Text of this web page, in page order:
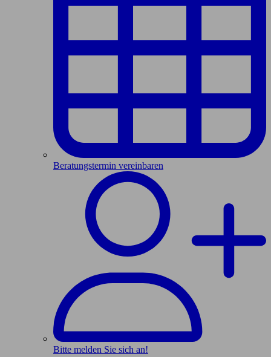
Beratungstermin vereinbaren
Bitte melden Sie sich an!